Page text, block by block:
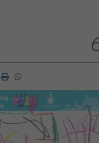
EmailImprimirWhatsapp